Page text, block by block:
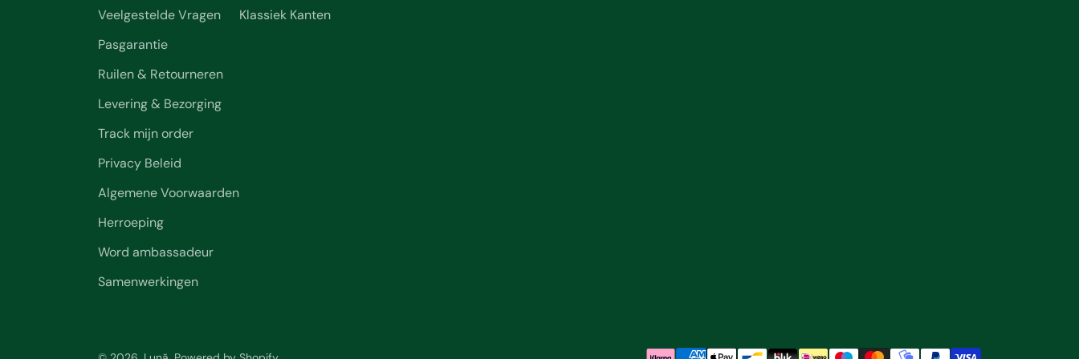
Veelgestelde Vragen
Pasgarantie
Ruilen & Retourneren
Levering & Bezorging
Track mijn order
Privacy Beleid
Algemene Voorwaarden
Herroeping
Word ambassadeur
Samenwerkingen
Klassiek Kanten